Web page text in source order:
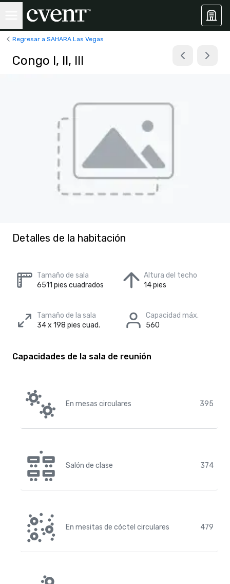
Regresar a SAHARA Las Vegas
Congo I, II, III
Detalles de la habitación
Tamaño de sala
6511 pies cuadrados
Altura del techo
14 pies
Tamaño de la sala
34 x 198 pies cuad.
Capacidad máx.
560
Capacidades de la sala de reunión
En mesas circulares 395
Salón de clase 374
En mesitas de cóctel circulares 479